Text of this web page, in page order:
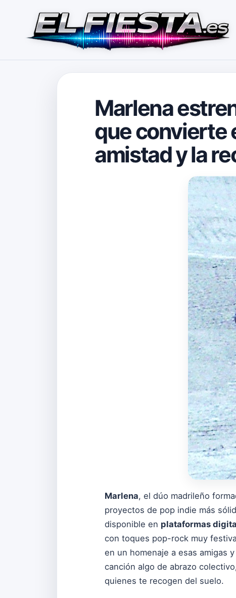
Marlena
que convierte
amistad y la
Marlena, el dúo madrileño
proyectos de pop indie más
disponible en plataformas
con toques pop-rock muy
en un homenaje a esas amigas
canción algo de abrazo
quienes te recogen del suelo.